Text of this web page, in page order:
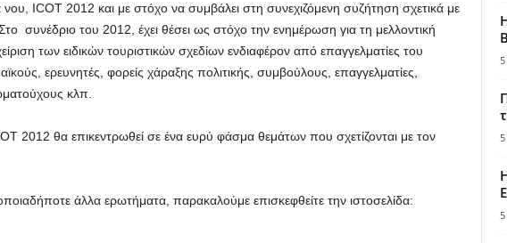
ICOT 2012 και με στόχο να συμβάλει στη συνεχιζόμενη συζήτηση σχετικά με
συνέδριο του 2012, έχει θέσει ως στόχο την ενημέρωση για τη μελλοντική
των ειδικών τουριστικών σχεδίων ενδιαφέρον από επαγγελματίες του
ερευνητές, φορείς χάραξης πολιτικής, συμβούλους, επαγγελματίες,
κλπ.
2012 θα επικεντρωθεί σε ένα ευρύ φάσμα θεμάτων που σχετίζονται με τον
άλλα ερωτήματα, παρακαλούμε επισκεφθείτε την ιστοσελίδα: